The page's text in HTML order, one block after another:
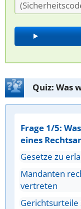
Quiz: Was
Frage 1/5:
eines
Gesetze zu
Mandanten
vertreten
Gerichtsurteile